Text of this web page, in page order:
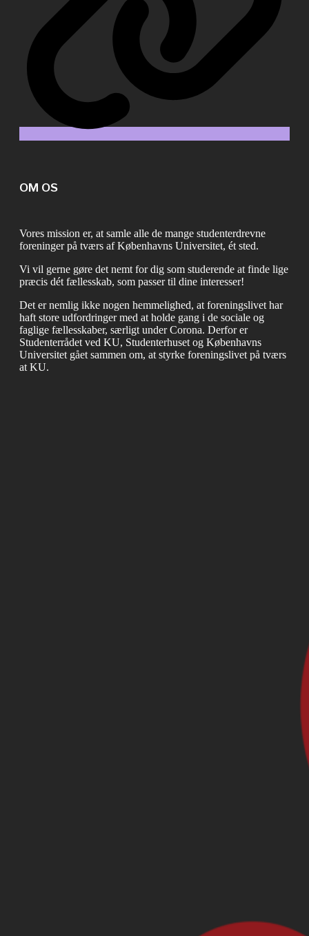
OM OS
Vores mission er, at samle alle de mange studenterdrevne
foreninger på tværs af Københavns Universitet, ét sted.
Vi vil gerne gøre det nemt for dig som studerende at finde lige
præcis dét fællesskab, som passer til dine interesser!
Det er nemlig ikke nogen hemmelighed, at foreningslivet har
haft store udfordringer med at holde gang i de sociale og
faglige fællesskaber, særligt under Corona. Derfor er
Studenterrådet ved KU, Studenterhuset og Københavns
Universitet gået sammen om, at styrke foreningslivet på tværs
at KU.